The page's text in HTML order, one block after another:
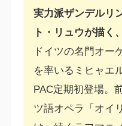
実力派ザンデルリ
ト・リュウが描く
ドイツの名門オー
を率いるミヒャエ
PAC定期初登場。
ツ語オペラ「オイ